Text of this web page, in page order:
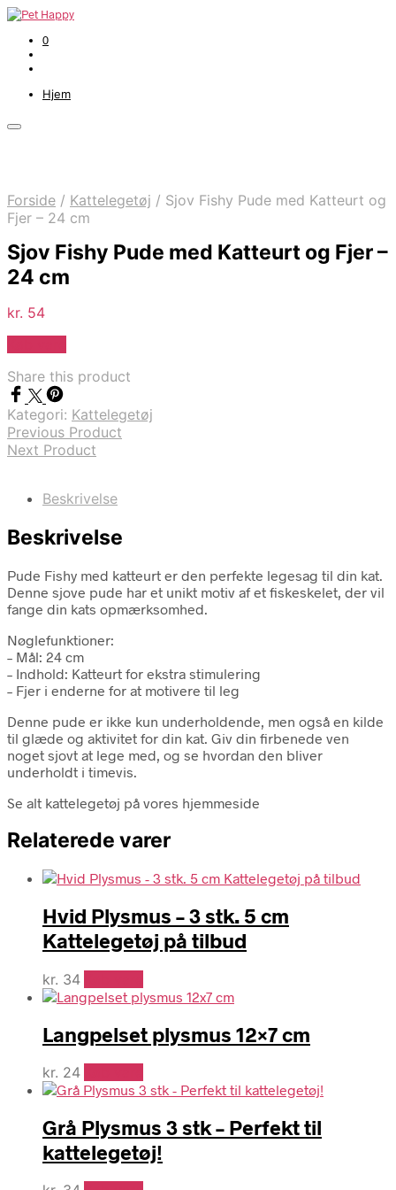
0
Hjem
Forside / Kattelegetøj / Sjov Fishy Pude med Katteurt og
Fjer – 24 cm
Sjov Fishy Pude med Katteurt og Fjer –
24 cm
kr. 54
Share this product
Kategori: Kattelegetøj
Previous Product
Next Product
Beskrivelse
Beskrivelse
Pude Fishy med katteurt er den perfekte legesag til din kat.
Denne sjove pude har et unikt motiv af et fiskeskelet, der vil
fange din kats opmærksomhed.
Nøglefunktioner:
– Mål: 24 cm
– Indhold: Katteurt for ekstra stimulering
– Fjer i enderne for at motivere til leg
Denne pude er ikke kun underholdende, men også en kilde
til glæde og aktivitet for din kat. Giv din firbenede ven
noget sjovt at lege med, og se hvordan den bliver
underholdt i timevis.
Se alt kattelegetøj på vores hjemmeside
Relaterede varer
Hvid Plysmus – 3 stk. 5 cm
Kattelegetøj på tilbud
kr. 34
Langpelset plysmus 12×7 cm
kr. 24
Grå Plysmus 3 stk – Perfekt til
kattelegetøj!